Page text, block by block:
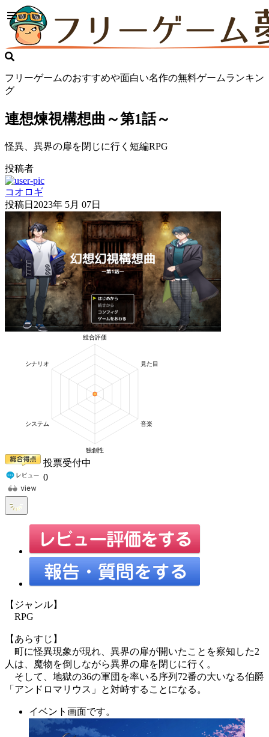
フリーゲームのおすすめや面白い名作の無料ゲームランキン
グ
連想煉視構想曲～第1話～
怪異、異界の扉を閉じに行く短編RPG
投稿者
コオロギ
投稿日 2023年 5月 07日
投票受付中
0
【ジャンル】
RPG
【あらすじ】
町に怪異現象が現れ、異界の扉が開いたことを察知した2
人は、魔物を倒しながら異界の扉を閉じに行く。
そして、地獄の36の軍団を率いる序列72番の大いなる伯爵
「アンドロマリウス」と対峙することになる。
イベント画面です。